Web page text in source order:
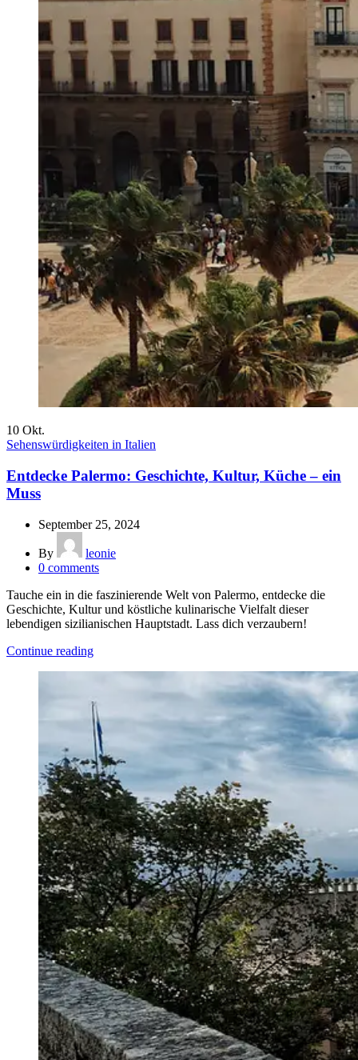
10 Okt.
Sehenswürdigkeiten in Italien
Entdecke Palermo: Geschichte, Kultur, Küche – ein
Muss
September 25, 2024
By
leonie
0 comments
Tauche ein in die faszinierende Welt von Palermo, entdecke die
Geschichte, Kultur und köstliche kulinarische Vielfalt dieser
lebendigen sizilianischen Hauptstadt. Lass dich verzaubern!
Continue reading